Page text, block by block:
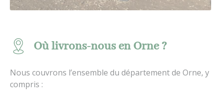
Où livrons-nous en Orne ?
Nous couvrons l’ensemble du département de Orne, y
compris :